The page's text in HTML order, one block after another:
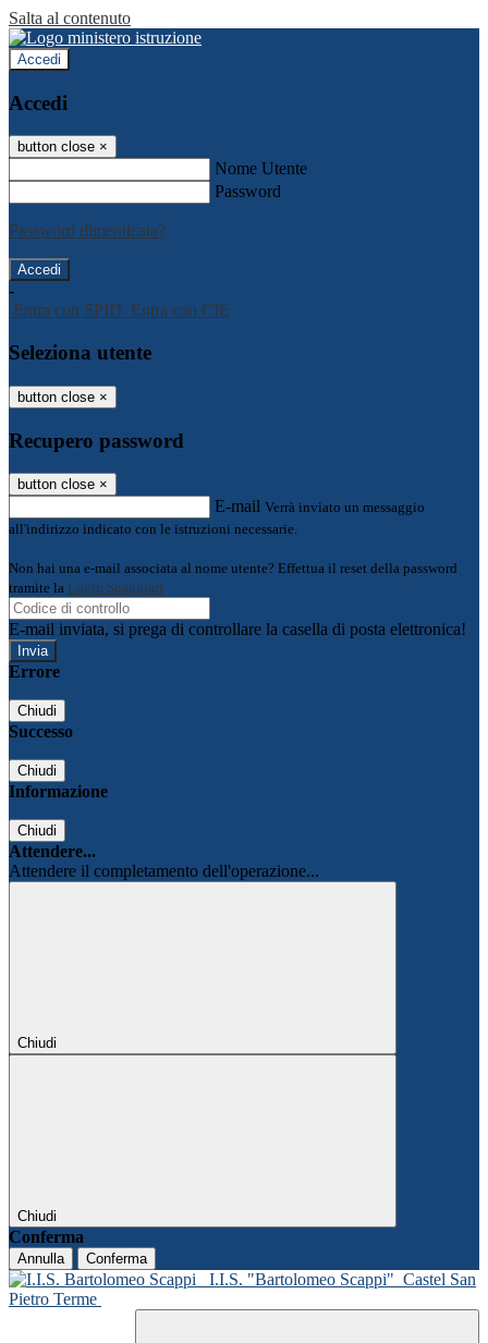
Salta al contenuto
Accedi
Accedi
button close ×
Nome Utente
Password
Password dimenticata?
-
Entra con SPID Entra con CIE
Seleziona utente
button close ×
Recupero password
button close ×
E-mail Verrà inviato un messaggio
all'indirizzo indicato con le istruzioni necessarie.
Non hai una e-mail associata al nome utente? Effettua il reset della password
tramite la Login Spaggiari
E-mail inviata, si prega di controllare la casella di posta elettronica!
Errore
Chiudi
Successo
Chiudi
Informazione
Chiudi
Attendere...
Attendere il completamento dell'operazione...
Chiudi
Chiudi
Conferma
Annulla Conferma
I.I.S. "Bartolomeo Scappi" Castel San
Pietro Terme